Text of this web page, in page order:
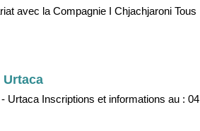
avec la Compagnie I Chjachjaroni Tous
Urtaca
Urtaca Inscriptions et informations au : 04